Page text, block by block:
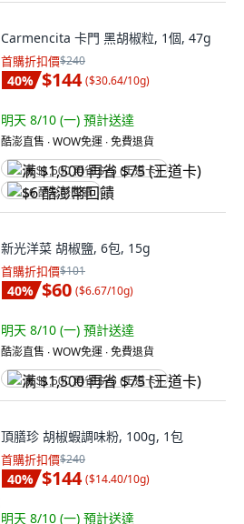
Carmencita 卡門 黑胡椒粒, 1個, 47g
首購折扣價$240
40% $144 ($30.64/10g)
明天 8/10 (一) 預計送達
酷澎直售 ∙ WOW免運 ∙ 免費退貨
满 $1,500 再省 $75 (王道卡)
$6 酷澎幣回饋
新光洋菜 胡椒鹽, 6包, 15g
首購折扣價$101
40% $60 ($6.67/10g)
明天 8/10 (一) 預計送達
酷澎直售 ∙ WOW免運 ∙ 免費退貨
满 $1,500 再省 $75 (王道卡)
頂膳珍 胡椒蝦調味粉, 100g, 1包
首購折扣價$240
40% $144 ($14.40/10g)
明天 8/10 (一) 預計送達